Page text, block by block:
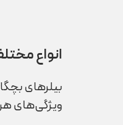
انواع
بیلرهای
ویژگی‌های